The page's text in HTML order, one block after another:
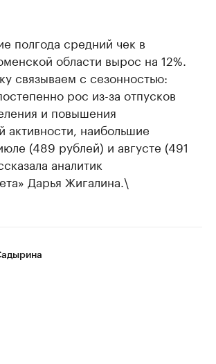
полгода средний чек в
области вырос на 12%.
связываем с сезонностью:
рос из-за отпусков
и повышения
активности, наибольшие
(489 рублей) и августе (491
аналитик
Дарья Жигалина.\